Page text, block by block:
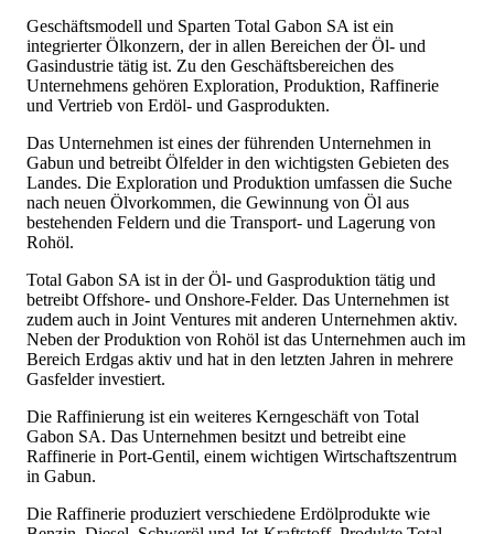
Geschäftsmodell und Sparten Total Gabon SA ist ein
integrierter Ölkonzern, der in allen Bereichen der Öl- und
Gasindustrie tätig ist. Zu den Geschäftsbereichen des
Unternehmens gehören Exploration, Produktion, Raffinerie
und Vertrieb von Erdöl- und Gasprodukten.
Das Unternehmen ist eines der führenden Unternehmen in
Gabun und betreibt Ölfelder in den wichtigsten Gebieten des
Landes. Die Exploration und Produktion umfassen die Suche
nach neuen Ölvorkommen, die Gewinnung von Öl aus
bestehenden Feldern und die Transport- und Lagerung von
Rohöl.
Total Gabon SA ist in der Öl- und Gasproduktion tätig und
betreibt Offshore- und Onshore-Felder. Das Unternehmen ist
zudem auch in Joint Ventures mit anderen Unternehmen aktiv.
Neben der Produktion von Rohöl ist das Unternehmen auch im
Bereich Erdgas aktiv und hat in den letzten Jahren in mehrere
Gasfelder investiert.
Die Raffinierung ist ein weiteres Kerngeschäft von Total
Gabon SA. Das Unternehmen besitzt und betreibt eine
Raffinerie in Port-Gentil, einem wichtigen Wirtschaftszentrum
in Gabun.
Die Raffinerie produziert verschiedene Erdölprodukte wie